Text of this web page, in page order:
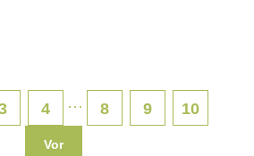
4 ··· 8 9 10
Vor